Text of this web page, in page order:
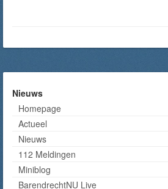
Nieuws
Homepage
Actueel
Nieuws
112 Meldingen
Miniblog
BarendrechtNU Live